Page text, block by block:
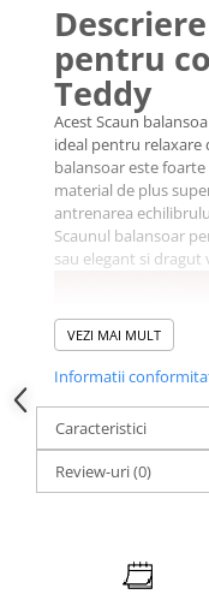
pentru
Teddy
Acest Scaun
ideal pentru relaxare
balansoar este
material de plus
antrenarea
Scaunul balansoar
sau elegant si
VEZI MAI MULT
Informatii
Caracteristici
Review-uri(0)